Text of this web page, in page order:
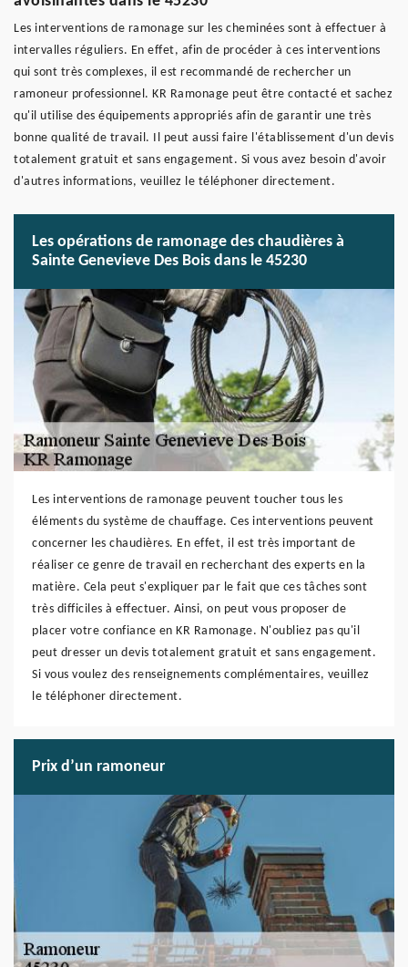
Les interventions de ramonage sur les cheminées sont à effectuer à
intervalles réguliers. En effet, afin de procéder à ces interventions
qui sont très complexes, il est recommandé de rechercher un
ramoneur professionnel. KR Ramonage peut être contacté et sachez
qu'il utilise des équipements appropriés afin de garantir une très
bonne qualité de travail. Il peut aussi faire l'établissement d'un devis
totalement gratuit et sans engagement. Si vous avez besoin d'avoir
d'autres informations, veuillez le téléphoner directement.
Les opérations de ramonage des chaudières à
Sainte Genevieve Des Bois dans le 45230
Les interventions de ramonage peuvent toucher tous les
éléments du système de chauffage. Ces interventions peuvent
concerner les chaudières. En effet, il est très important de
réaliser ce genre de travail en recherchant des experts en la
matière. Cela peut s'expliquer par le fait que ces tâches sont
très difficiles à effectuer. Ainsi, on peut vous proposer de
placer votre confiance en KR Ramonage. N'oubliez pas qu'il
peut dresser un devis totalement gratuit et sans engagement.
Si vous voulez des renseignements complémentaires, veuillez
le téléphoner directement.
Prix d’un ramoneur